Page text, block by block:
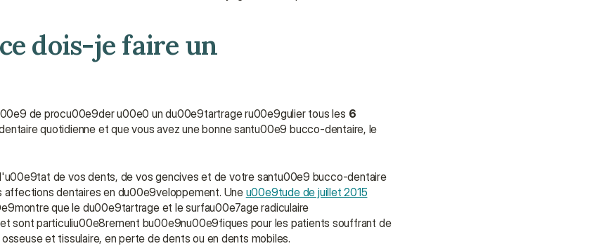
dois-je faire un
de procu00e9der u00e0 un du00e9tartrage ru00e9gulier tous les 6
quotidienne et que vous avez une bonne santu00e9 bucco-dentaire, le
de vos dents, de vos gencives et de votre santu00e9 bucco-dentaire
dentaires en du00e9veloppement. Une u00e9tude de juillet 2015
que le du00e9tartrage et le surfau00e7age radiculaire
sont particuliu00e8rement bu00e9nu00e9fiques pour les patients souffrant de
et tissulaire, en perte de dents ou en dents mobiles.